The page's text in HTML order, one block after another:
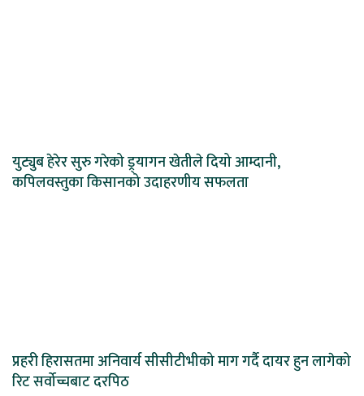
युट्युब हेरेर सुरु गरेको ड्र्यागन खेतीले दियो आम्दानी,
कपिलवस्तुका किसानको उदाहरणीय सफलता
प्रहरी हिरासतमा अनिवार्य सीसीटीभीको माग गर्दै दायर हुन लागेको
रिट सर्वोच्चबाट दरपिठ